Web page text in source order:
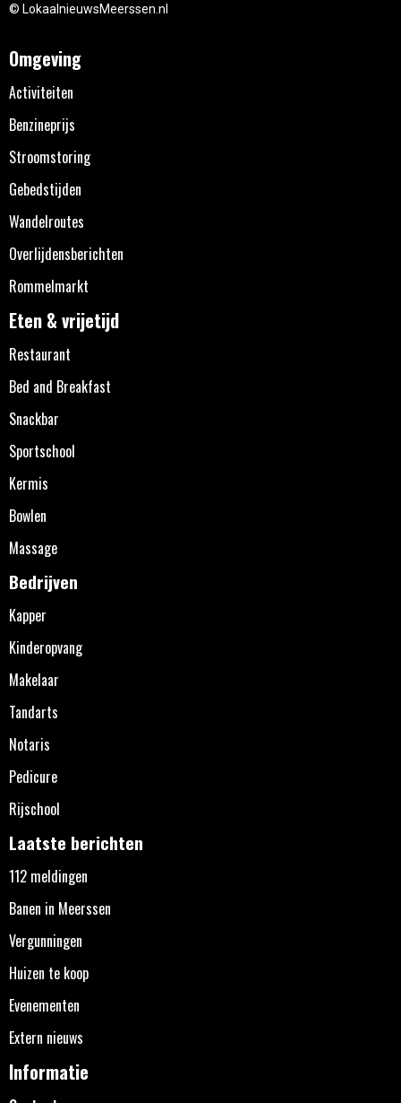
© LokaalnieuwsMeerssen.nl
Omgeving
Activiteiten
Benzineprijs
Stroomstoring
Gebedstijden
Wandelroutes
Overlijdensberichten
Rommelmarkt
Eten & vrijetijd
Restaurant
Bed and Breakfast
Snackbar
Sportschool
Kermis
Bowlen
Massage
Bedrijven
Kapper
Kinderopvang
Makelaar
Tandarts
Notaris
Pedicure
Rijschool
Laatste berichten
112 meldingen
Banen in Meerssen
Vergunningen
Huizen te koop
Evenementen
Extern nieuws
Informatie